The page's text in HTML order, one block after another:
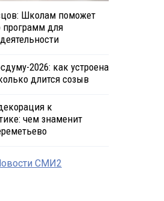
Школам поможет
программ для
2026: как устроена
длится созыв
к
чем знаменит
СМИ2